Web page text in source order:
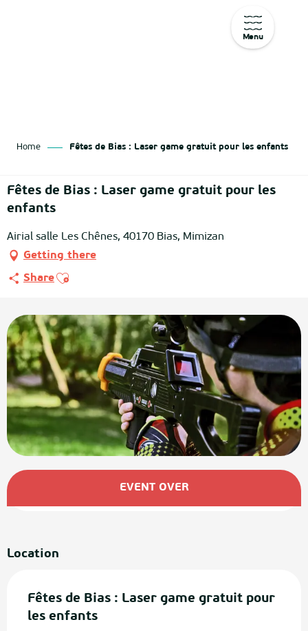
Menu
Home Fêtes de Bias : Laser game gratuit pour les enfants
Fêtes de Bias : Laser game gratuit pour les
enfants
Airial salle Les Chênes, 40170 Bias, Mimizan
Getting there
ShareAjouter aux favoris
Opening hours & contact details
EVENT OVER
Location
Fêtes de Bias : Laser game gratuit pour
les enfants